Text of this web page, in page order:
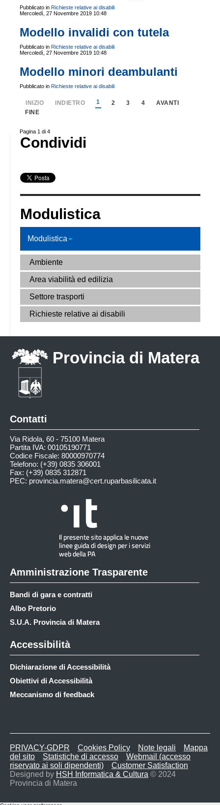
Pubblicato in Richieste relative ai disabili
Mercoledì, 27 Novembre 2019 10:48
Modello invalidi con tutela
Pubblicato in Richieste relative ai disabili
Mercoledì, 27 Novembre 2019 10:48
Modello minori deambulanti
Pubblicato in Richieste relative ai disabili
INIZIO INDIETRO 1 2 3 4
AVANTI
FINE
Pagina 1 di 4
Condividi
Modulistica
Modulistica
Ambiente
Area viabilità ed edilizia
Settore trasporti
Richieste relative ai disabili
Provincia di Matera
Contatti
Via Ridola, 60 - 75100 Matera
Partita IVA: 00105190771
Codice Fiscale: 80000970774
Telefono: (+39) 0835 306001
Fax: (+39) 0835 312871
PEC: provincia.matera@cert.ruparbasilicata.it
Amministrazione Trasparente
Bandi di gara e contratti
Albo Pretorio
S.U.A. Provincia di Matera
Accessibilità
Dichiarazione di Accessibilità
Obiettivi di Accessibilità
Meccanismo di feedback
PRIVACY-GDPR Cookies Policy Note legali
Mappa
del sito
Statistiche di accesso
Webmail (accesso
riservato ai soli dipendenti)
Customer Satisfaction
Designed by HSH Informatica & Cultura © 2024
Provincia di Matera